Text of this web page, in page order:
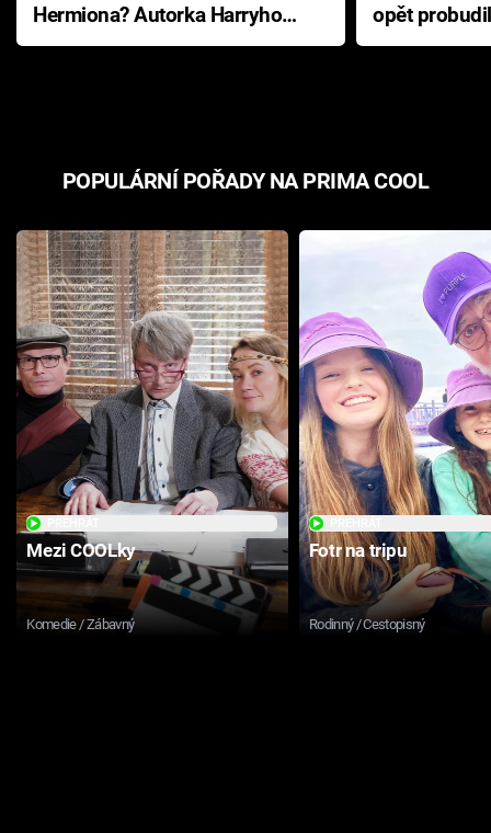
Hermiona? Autorka Harryho
Pottera přišla s ráznou
opět
přichází s
POPULÁRNÍ POŘADY NA PRIMA COOL
Mezi COOLky
Komedie / Zábavný
Fotr na tripu
Rodinný / Cestopisný